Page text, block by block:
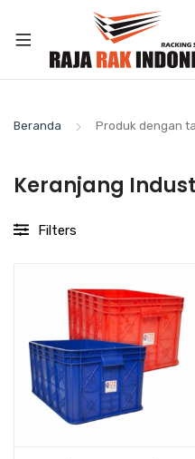
Beranda Produk dengan
Keranjang
Filters